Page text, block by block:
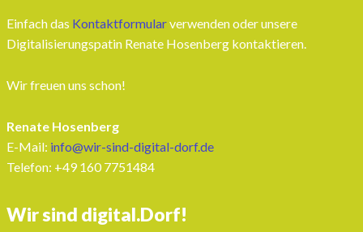
Einfach das Kontaktformularverwenden oder unsere
Digitalisierungspatin Renate Hosenberg kontaktieren.
Wir freuen uns schon!
Renate Hosenberg
E-Mail: info@wir-sind-digital-dorf.de
Telefon: ‭+49 160 7751484‬
Wir sind digital.Dorf!